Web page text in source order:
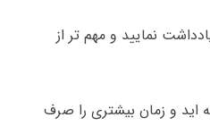
نمایید و مهم تر از
اید و زمان بیشتری را صرف